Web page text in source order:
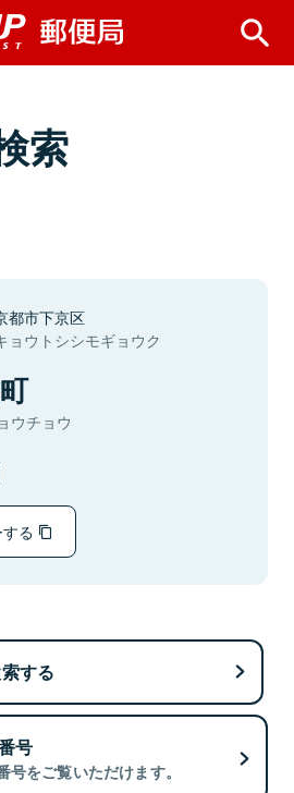
索
都市下京区
ョウトシシモギョウク
ウチョウ
る
する
号
をご覧いただけます。